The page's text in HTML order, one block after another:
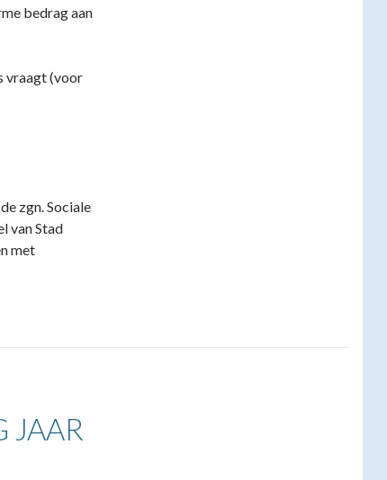
bedrag aan
vraagt (voor
zgn. Sociale
van Stad
met
JAAR